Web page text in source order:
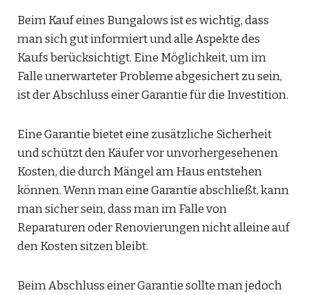
Beim Kauf eines Bungalows ist es wichtig, dass
man sich gut informiert und alle Aspekte des
Kaufs berücksichtigt. Eine Möglichkeit, um im
Falle unerwarteter Probleme abgesichert zu sein,
ist der Abschluss einer Garantie für die Investition.
Eine Garantie bietet eine zusätzliche Sicherheit
und schützt den Käufer vor unvorhergesehenen
Kosten, die durch Mängel am Haus entstehen
können. Wenn man eine Garantie abschließt, kann
man sicher sein, dass man im Falle von
Reparaturen oder Renovierungen nicht alleine auf
den Kosten sitzen bleibt.
Beim Abschluss einer Garantie sollte man jedoch